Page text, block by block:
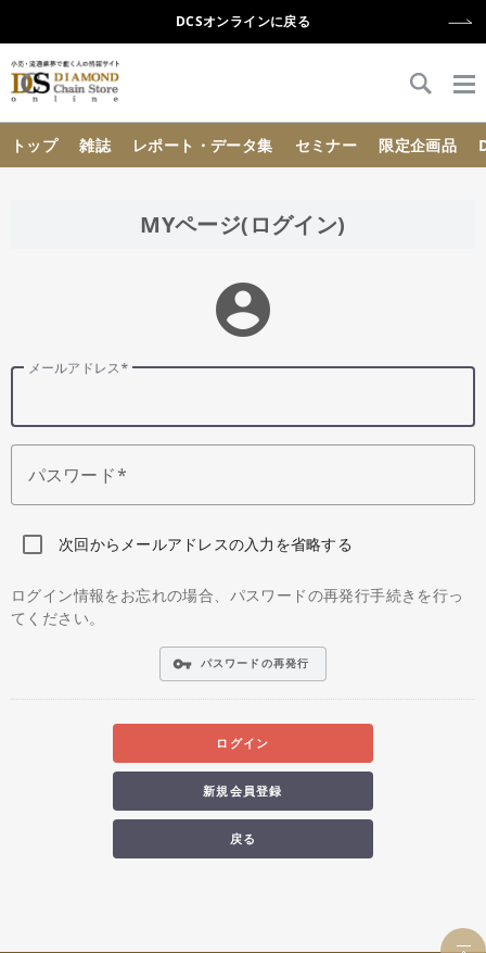
DCSオンラインに戻る
トップ 雑誌 レポート・データ集 セミナー 限定企画品
MYページ(ログイン)
account_circle
メールアドレス
パスワード
次回からメールアドレスの入力を省略する
ログイン情報をお忘れの場合、パスワードの再発行手続きを行っ
てください。
vpn_key パスワードの再発行
ログイン
新規会員登録
戻る